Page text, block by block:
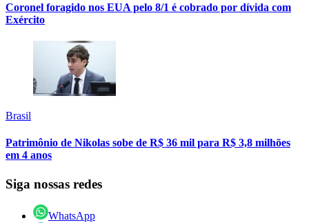
Coronel foragido nos EUA pelo 8/1 é cobrado por dívida com
Exército
Brasil
Patrimônio de Nikolas sobe de R$ 36 mil para R$ 3,8 milhões
em 4 anos
Siga nossas redes
WhatsApp